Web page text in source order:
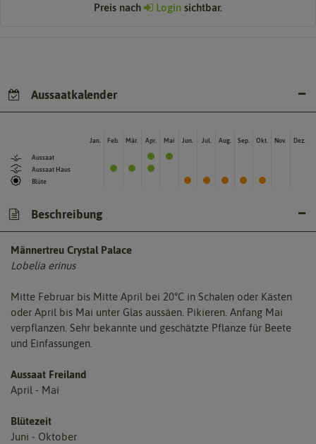
Preis nach Login sichtbar.
Aussaatkalender
Aussaat
Aussaat Haus
Blüte
Jan. Feb. Mär. Apr. Mai Jun. Jul. Aug. Sep. Okt. Nov. Dez.
Beschreibung
Männertreu Crystal Palace
Lobelia erinus
Mitte Februar bis Mitte April bei 20°C in Schalen oder Kästen
oder April bis Mai unter Glas aussäen. Pikieren. Anfang Mai
verpflanzen. Sehr bekannte und geschätzte Pflanze für Beete
und Einfassungen.
Aussaat Freiland
April - Mai
Blütezeit
Juni - Oktober